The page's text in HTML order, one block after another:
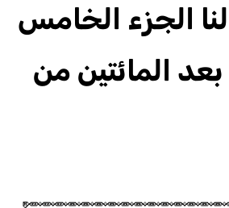
الجزء الخامس
بعد المائتين من